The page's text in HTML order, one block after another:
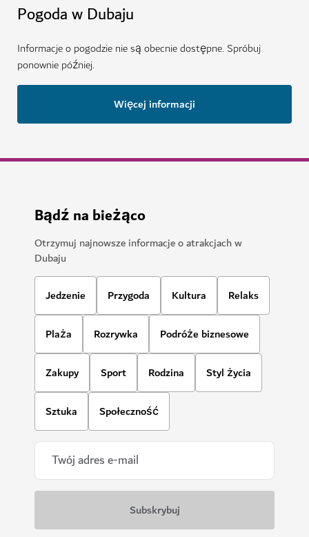
Pogoda w Dubaju
Informacje o pogodzie nie są obecnie dostępne. Spróbuj
ponownie później.
Więcej informacji
Bądź na bieżąco
Otrzymuj najnowsze informacje o atrakcjach w
Dubaju
Jedzenie Przygoda Kultura Relaks
Plaża Rozrywka Podróże biznesowe
Zakupy Sport Rodzina Styl życia
Sztuka Społeczność